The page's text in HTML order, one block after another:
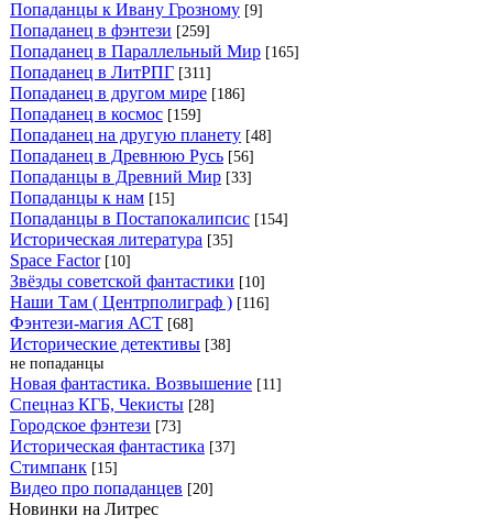
Попаданцы к Ивану Грозному [9]
Попаданец в фэнтези [259]
Попаданец в Параллельный Мир [165]
Попаданец в ЛитРПГ [311]
Попаданец в другом мире [186]
Попаданец в космос [159]
Попаданец на другую планету [48]
Попаданец в Древнюю Русь [56]
Попаданцы в Древний Мир [33]
Попаданцы к нам [15]
Попаданцы в Постапокалипсис [154]
Историческая литература [35]
Space Factor [10]
Звёзды советской фантастики [10]
Наши Там ( Центрполиграф ) [116]
Фэнтези-магия АСТ [68]
Исторические детективы [38]
не попаданцы
Новая фантастика. Возвышение [11]
Спецназ КГБ, Чекисты [28]
Городское фэнтези [73]
Историческая фантастика [37]
Стимпанк [15]
Видео про попаданцев [20]
Новинки на Литрес